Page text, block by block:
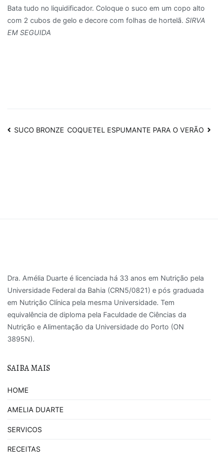
Bata tudo no liquidificador. Coloque o suco em um copo alto
com 2 cubos de gelo e decore com folhas de hortelã. SIRVA
EM SEGUIDA
Navegação
SUCO BRONZE COQUETEL ESPUMANTE PARA O VERÃO
Dra. Amélia Duarte é licenciada há 33 anos em Nutrição pela
Universidade Federal da Bahia (CRN5/0821) e pós graduada
em Nutrição Clínica pela mesma Universidade. Tem
equivalência de diploma pela Faculdade de Ciências da
Nutrição e Alimentação da Universidade do Porto (ON
3895N).
SAIBA MAIS
HOME
AMELIA DUARTE
SERVICOS
RECEITAS